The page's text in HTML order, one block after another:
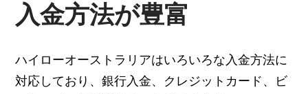
入金方法が豊富
ハイローオーストラリアはいろいろな入金方法に
対応しており、銀行入金、クレジットカード、ビ